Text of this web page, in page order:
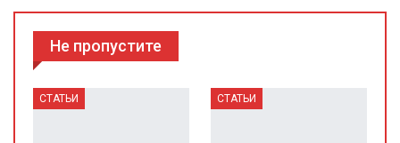
Не пропустите
СТАТЬИ СТАТЬИ